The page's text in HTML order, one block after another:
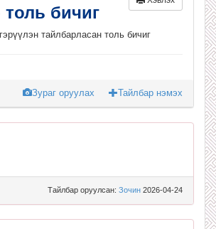
толь бичиг
тайлбарласан толь бичиг
Зураг оруулах Тайлбар нэмэх
Тайлбар оруулсан: Зочин 2026-04-24